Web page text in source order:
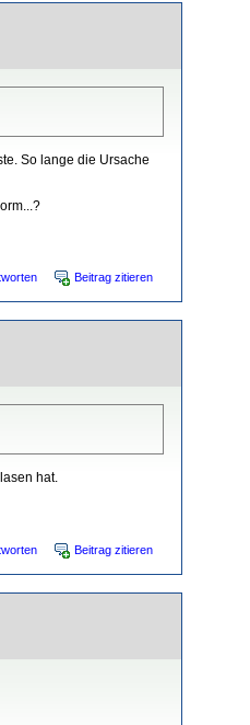
So lange die Ursache
Beitrag zitieren
hat.
Beitrag zitieren